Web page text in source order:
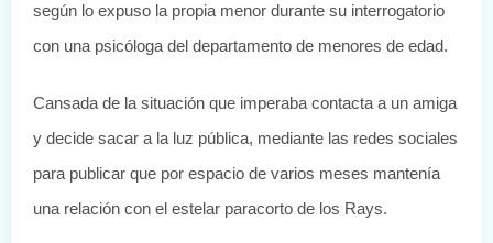
según lo expuso la propia menor durante su interrogatorio
con una psicóloga del departamento de menores de edad.
Cansada de la situación que imperaba contacta a un amiga
y decide sacar a la luz pública, mediante las redes sociales
para publicar que por espacio de varios meses mantenía
una relación con el estelar paracorto de los Rays.